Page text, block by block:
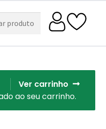
Ver carrinho
ao seu carrinho.